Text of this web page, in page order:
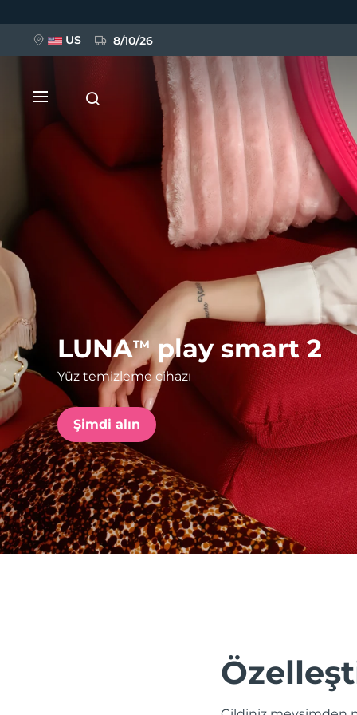
LUNATMplay smart 2
Yüz temizleme cihazı
Şimdi alın
US 8/10/26
FAQ™ Pure Beauty-Tech Elixir
BREAKING NEWS
issa™ Teeth Whitening Set
FAQ™ Dual LED Panel
POPÜLER